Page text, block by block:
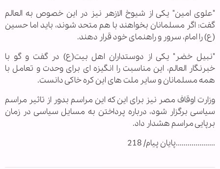
"علوی امین" یکی از شیوخ الازهر نیز در این خصوص به العالم
گفت: اگر مسلمانان بخواهند با هم متحد شوند، باید اما حسین
(ع) را امام، سرور و راهنمای خود قرار دهند.
"نبيل خضر" یکی از دوستداران اهل بیت(ع) در گفت و گو با
خبرنگار العالم، این مناسبت را انگیزه ای برای وحدت و تعامل با
همه مسلمانان و سایر ملت های این کره خاکی دانست.
وزارت اوقاف مصر نیز برای این که این مراسم بدور از تاثیر مراسم
سیاسی برگزار شود، درباره پرداختن به مسایل سیاسی در زمان
برپایی مراسم هشدار داد.
....................پایان پیام/ 218